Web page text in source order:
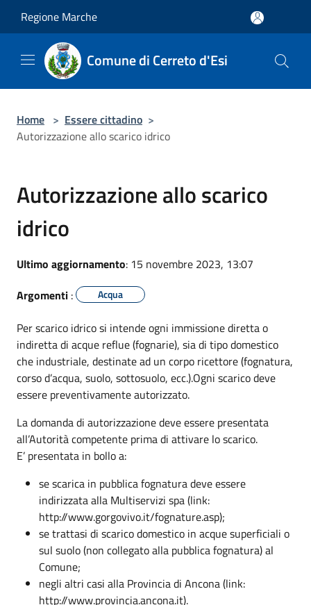
Regione Marche
Comune di Cerreto d'Esi
Home > Essere cittadino >
Autorizzazione allo scarico idrico
Autorizzazione allo scarico
idrico
Ultimo aggiornamento: 15 novembre 2023, 13:07
Argomenti : Acqua
Per scarico idrico si intende ogni immissione diretta o
indiretta di acque reflue (fognarie), sia di tipo domestico
che industriale, destinate ad un corpo ricettore (fognatura,
corso d’acqua, suolo, sottosuolo, ecc.).Ogni scarico deve
essere preventivamente autorizzato.
La domanda di autorizzazione deve essere presentata
all’Autorità competente prima di attivare lo scarico.
E’ presentata in bollo a:
se scarica in pubblica fognatura deve essere
indirizzata alla Multiservizi spa (link:
http://www.gorgovivo.it/fognature.asp);
se trattasi di scarico domestico in acque superficiali o
sul suolo (non collegato alla pubblica fognatura) al
Comune;
negli altri casi alla Provincia di Ancona (link:
http://www.provincia.ancona.it).